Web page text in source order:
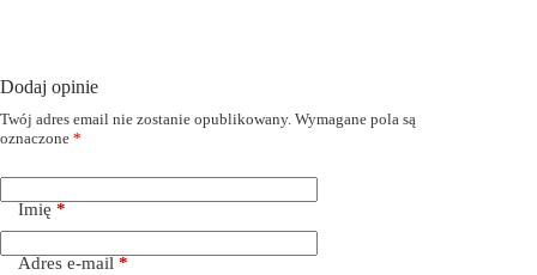
Dodaj opinie
Twój adres email nie zostanie opublikowany. Wymagane pola są
oznaczone *
Imię *
Adres e-mail *